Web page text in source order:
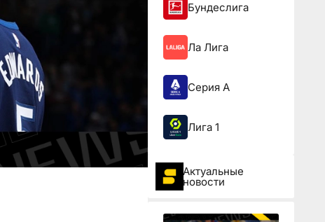
Бундеслига
Ла Лига
Серия А
Лига 1
Актуальные
новости